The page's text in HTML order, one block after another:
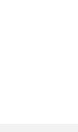
魅力、文明的灿